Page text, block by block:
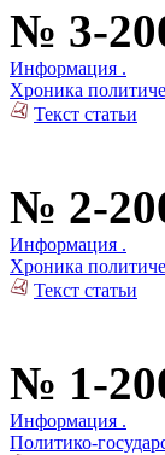
№ 3-
Информация .
Хроника
Текст статьи
№ 2-
Информация .
Хроника
Текст статьи
№ 1-
Информация .
Политико-